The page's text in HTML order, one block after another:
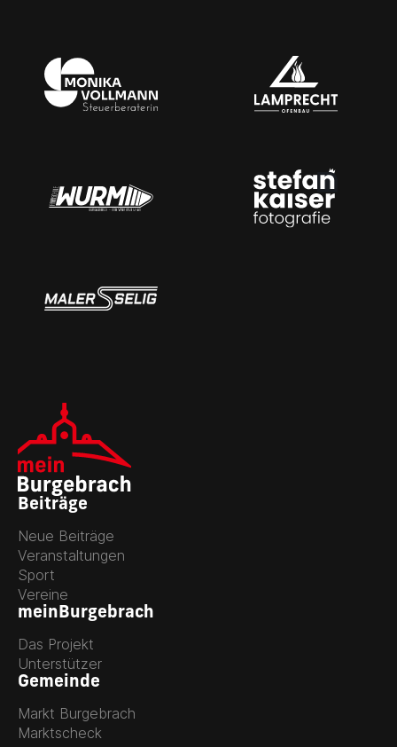
Beiträge
Neue Beiträge
Veranstaltungen
Sport
Vereine
meinBurgebrach
Das Projekt
Unterstützer
Gemeinde
Markt Burgebrach
Marktscheck